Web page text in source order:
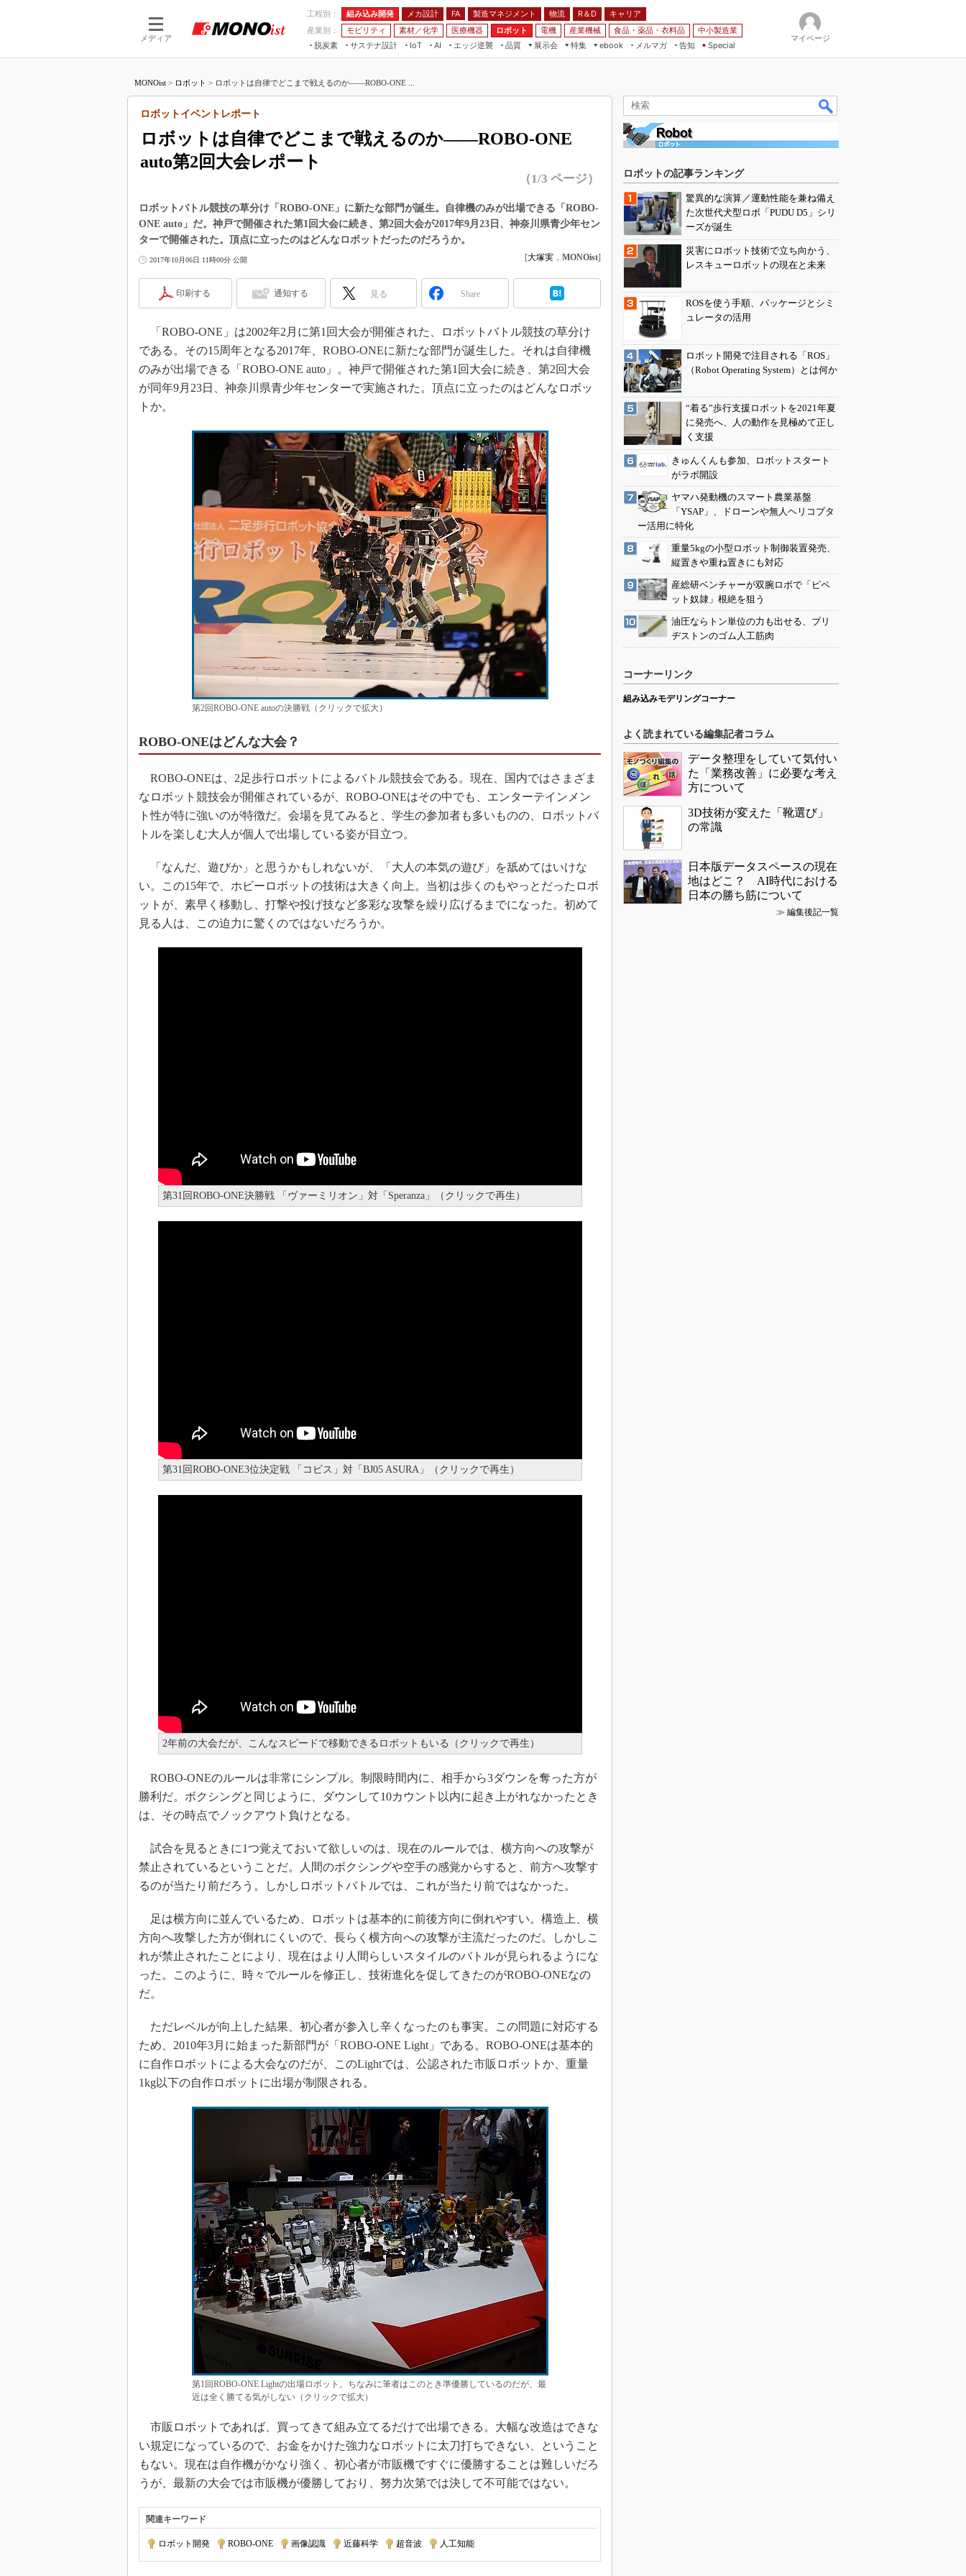
メディア
工程別： 組み込み開発 メカ設計 FA 製造マネジメント 物流 R＆D
キャリア
産業別：
モビリティ 素材／化学 医療機器 ロボット 電機 産業機械 食品・薬品・衣料品
中小製造業
脱炭素
サステナ設計
IoT
つながる工場
AI
AI×設備保全
エッジ逆襲 品質
展示会
JIMTOF
IIFES
TECHNO-FRONTIER
人テク展
スマート工場EXPO
日本ものづくりワールド
産業オープンネット展
特集
フィールドサービス
組み込みモデリング
Windows Embedded
3Dプリンタ
デジタルツインとCAE
S＆OP
インダストリー4.0
製造業ビッグデータ
メイドインジャパン
植物工場
知財マネジメント
海外生産
グローバル設計・開発
制御セキュリティ
新型コロナへの対応
ebook
メルマガ
告知 Special
マイページ
MONOist > ロボット > ロボットは自律でどこまで戦えるのか――ROBO-ONE ...
ロボットは自律でどこまで戦えるのか――ROBO-ONE
auto第2回大会レポート
ロボットイベントレポート
（1/3 ページ）
ロボットバトル競技の草分け「ROBO-ONE」に新たな部門が誕生。自律機のみが出場できる「ROBO-
ONE auto」だ。神戸で開催された第1回大会に続き、第2回大会が2017年9月23日、神奈川県青少年セン
ターで開催された。頂点に立ったのはどんなロボットだったのだろうか。
2017年10月06日 11時00分 公開 [大塚実 ， MONOist]
印刷する 通知する 見る Share
「ROBO-ONE」は2002年2月に第1回大会が開催された、ロボットバトル競技の草分け
である。その15周年となる2017年、ROBO-ONEに新たな部門が誕生した。それは自律機
のみが出場できる「ROBO-ONE auto」。神戸で開催された第1回大会に続き、第2回大会
が同年9月23日、神奈川県青少年センターで実施された。頂点に立ったのはどんなロボッ
トか。
第2回ROBO-ONE autoの決勝戦（クリックで拡大）
ROBO-ONEはどんな大会？
ROBO-ONEは、2足歩行ロボットによるバトル競技会である。現在、国内ではさまざま
なロボット競技会が開催されているが、ROBO-ONEはその中でも、エンターテインメン
ト性が特に強いのが特徴だ。会場を見てみると、学生の参加者も多いものの、ロボットバ
トルを楽しむ大人が個人で出場している姿が目立つ。
「なんだ、遊びか」と思うかもしれないが、「大人の本気の遊び」を舐めてはいけな
い。この15年で、ホビーロボットの技術は大きく向上。当初は歩くのもやっとだったロボ
ットが、素早く移動し、打撃や投げ技など多彩な攻撃を繰り広げるまでになった。初めて
見る人は、この迫力に驚くのではないだろうか。
第31回ROBO-ONE決勝戦 「ヴァーミリオン」対「Speranza」（クリックで再生）
第31回ROBO-ONE3位決定戦 「コビス」対「BJ05 ASURA」（クリックで再生）
2年前の大会だが、こんなスピードで移動できるロボットもいる（クリックで再生）
ROBO-ONEのルールは非常にシンプル。制限時間内に、相手から3ダウンを奪った方が
勝利だ。ボクシングと同じように、ダウンして10カウント以内に起き上がれなかったとき
は、その時点でノックアウト負けとなる。
試合を見るときに1つ覚えておいて欲しいのは、現在のルールでは、横方向への攻撃が
禁止されているということだ。人間のボクシングや空手の感覚からすると、前方へ攻撃す
るのが当たり前だろう。しかしロボットバトルでは、これが当たり前ではなかった。
足は横方向に並んでいるため、ロボットは基本的に前後方向に倒れやすい。構造上、横
方向へ攻撃した方が倒れにくいので、長らく横方向への攻撃が主流だったのだ。しかしこ
れが禁止されたことにより、現在はより人間らしいスタイルのバトルが見られるようにな
った。このように、時々でルールを修正し、技術進化を促してきたのがROBO-ONEなの
だ。
ただレベルが向上した結果、初心者が参入し辛くなったのも事実。この問題に対応する
ため、2010年3月に始まった新部門が「ROBO-ONE Light」である。ROBO-ONEは基本的
に自作ロボットによる大会なのだが、このLightでは、公認された市販ロボットか、重量
1kg以下の自作ロボットに出場が制限される。
第1回ROBO-ONE Lightの出場ロボット。ちなみに筆者はこのとき準優勝しているのだが、最
近は全く勝てる気がしない（クリックで拡大）
市販ロボットであれば、買ってきて組み立てるだけで出場できる。大幅な改造はできな
い規定になっているので、お金をかけた強力なロボットに太刀打ちできない、ということ
もない。現在は自作機がかなり強く、初心者が市販機ですぐに優勝することは難しいだろ
うが、最新の大会では市販機が優勝しており、努力次第では決して不可能ではない。
関連キーワード
ロボット開発 ROBO-ONE 画像認識 近藤科学 超音波 人工知能
ロボットの記事ランキング
驚異的な演算／運動性能を兼ね備え
た次世代犬型ロボ「PUDU D5」シリ
ーズが誕生
災害にロボット技術で立ち向かう、
レスキューロボットの現在と未来
ROSを使う手順、パッケージとシミ
ュレータの活用
ロボット開発で注目される「ROS」
（Robot Operating System）とは何か
“着る”歩行支援ロボットを2021年夏
に発売へ、人の動作を見極めて正し
く支援
きゅんくんも参加、ロボットスタート
がラボ開設
ヤマハ発動機のスマート農業基盤
「YSAP」、ドローンや無人ヘリコプタ
ー活用に特化
重量5kgの小型ロボット制御装置発売、
縦置きや重ね置きにも対応
産総研ベンチャーが双腕ロボで「ピペ
ット奴隷」根絶を狙う
油圧ならトン単位の力も出せる、ブリ
ヂストンのゴム人工筋肉
コーナーリンク
組み込みモデリングコーナー
よく読まれている編集記者コラム
データ整理をしていて気付い
た「業務改善」に必要な考え
方について
3D技術が変えた「靴選び」
の常識
日本版データスペースの現在
地はどこ？ AI時代における
日本の勝ち筋について
≫ 編集後記一覧